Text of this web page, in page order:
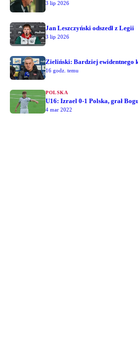
3 lip 2026
Jan Leszczyński odszedł z Legii
3 lip 2026
Zieliński: Bardziej ewidentnego
16 godz. temu
POLSKA
U16: Izrael 0-1 Polska, grał
4 mar 2022